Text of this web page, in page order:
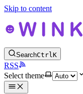
Skip to content
SearchCtrlK
RSS
Select theme